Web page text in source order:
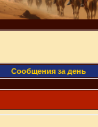
Сообщения за день